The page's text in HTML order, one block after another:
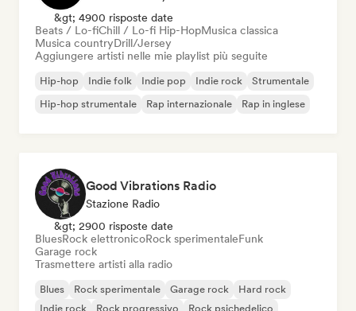
&gt; 4900 risposte date
Beats / Lo-fiChill / Lo-fi Hip-HopMusica classica
Musica countryDrill/Jersey
Aggiungere artisti nelle mie playlist più seguite
Hip-hop Indie folk Indie pop Indie rock
Strumentale
Hip-hop strumentale
Rap internazionale Rap in inglese
Good Vibrations Radio
Stazione Radio
&gt; 2900 risposte date
BluesRock elettronicoRock sperimentaleFunk
Garage rock
Trasmettere artisti alla radio
Blues Rock sperimentale Garage rock
Hard rock
Indie rock
Rock progressivo
Rock psichedelico